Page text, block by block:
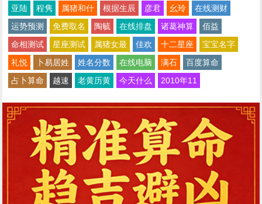
亚陆 程隽 属猪和什 根据生辰 彦君 幺玲
在线测财
运势预测
免费取名 陶毓 在线排盘 诸葛神算
佰益
命相测试
星座测试 属猪女最 佳欢 十二星座
宝宝名字
礼悦
卜易居姓 姓名分数 在线电脑 满石
百度算命
占卜算命
越速 老黄历黄 今天什么 2010年11